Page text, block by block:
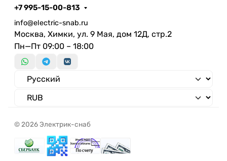
+7 995-15-00-813
info@electric-snab.ru
Москва, Химки, ул. 9 Мая, дом 12Д, стр.2
Пн—Пт 09:00 – 18:00
© 2026 Электрик-снаб